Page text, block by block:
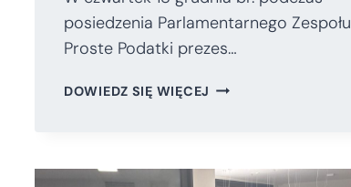
posiedzenia Parlamentarnego Zespołu
Proste Podatki prezes…
DOWIEDZ SIĘ WIĘCEJ RAPORT
PARLAMENCIE